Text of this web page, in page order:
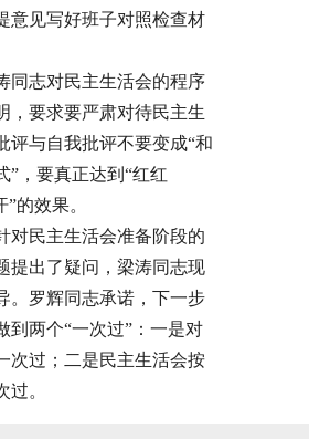
意见写好班子对照检查材
同志对民主生活会的程序
，要求要严肃对待民主生
评与自我批评不要变成“和
”，要真正达到“红红
”的效果。
对民主生活会准备阶段的
提出了疑问，梁涛同志现
。罗辉同志承诺，下一步
到两个“一次过”：一是对
次过；二是民主生活会按
过。